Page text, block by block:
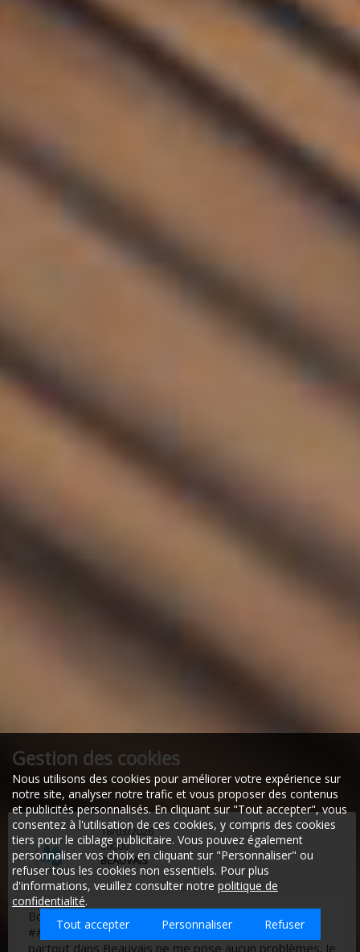
Gestion des cookies
Nous utilisons des cookies pour améliorer votre expérience sur
notre site, analyser notre trafic et vous proposer des contenus
et publicités personnalisés. En cliquant sur "Tout accepter", vous
consentez à l'utilisation de ces cookies, y compris des cookies
tiers pour le ciblage publicitaire. Vous pouvez également
personnaliser vos choix en cliquant sur "Personnaliser" ou
refuser tous les cookies non essentiels. Pour plus
d'informations, veuillez consulter notre politique de
confidentialité.
Tout accepter
Personnaliser Refuser
22/01/2026
60000
BEAUVAIS
Bonjour je me permet de vous envoyer un message je
suis a la recherche d'un emplois sur le secteur de
beauvais si toute fois vous rechercher du personnelles
actuellement